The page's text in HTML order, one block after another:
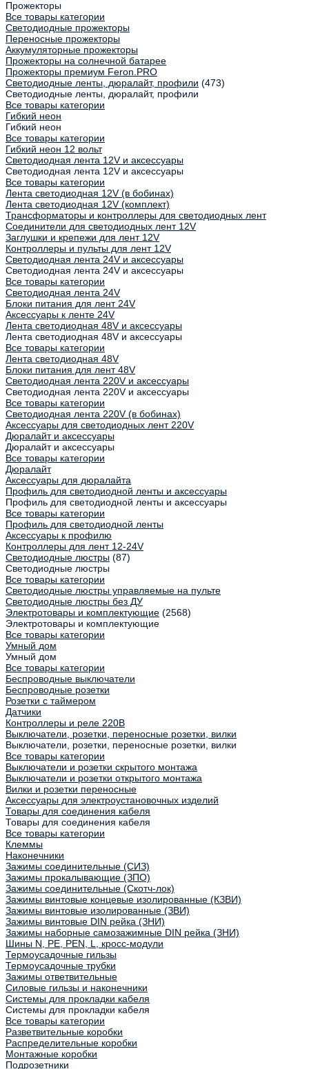
Прожекторы
Все товары категории
Светодиодные прожекторы
Переносные прожекторы
Аккумуляторные прожекторы
Прожекторы на солнечной батарее
Прожекторы премиум Feron.PRO
Светодиодные ленты, дюралайт, профили (473)
Светодиодные ленты, дюралайт, профили
Все товары категории
Гибкий неон
Гибкий неон
Все товары категории
Гибкий неон 12 вольт
Светодиодная лента 12V и аксессуары
Светодиодная лента 12V и аксессуары
Все товары категории
Лента светодиодная 12V (в бобинах)
Лента светодиодная 12V (комплект)
Трансформаторы и контроллеры для светодиодных лент
Соединители для светодиодных лент 12V
Заглушки и крепежи для лент 12V
Контроллеры и пульты для лент 12V
Светодиодная лента 24V и аксессуары
Светодиодная лента 24V и аксессуары
Все товары категории
Светодиодная лента 24V
Блоки питания для лент 24V
Аксессуары к ленте 24V
Лента светодиодная 48V и аксессуары
Лента светодиодная 48V и аксессуары
Все товары категории
Лента светодиодная 48V
Блоки питания для лент 48V
Светодиодная лента 220V и аксессуары
Светодиодная лента 220V и аксессуары
Все товары категории
Светодиодная лента 220V (в бобинах)
Аксессуары для светодиодных лент 220V
Дюралайт и аксессуары
Дюралайт и аксессуары
Все товары категории
Дюралайт
Аксессуары для дюралайта
Профиль для светодиодной ленты и аксессуары
Профиль для светодиодной ленты и аксессуары
Все товары категории
Профиль для светодиодной ленты
Аксессуары к профилю
Контроллеры для лент 12-24V
Светодиодные люстры (87)
Светодиодные люстры
Все товары категории
Светодиодные люстры управляемые на пульте
Светодиодные люстры без ДУ
Электротовары и комплектующие (2568)
Электротовары и комплектующие
Все товары категории
Умный дом
Умный дом
Все товары категории
Беспроводные выключатели
Беспроводные розетки
Розетки с таймером
Датчики
Контроллеры и реле 220В
Выключатели, розетки, переносные розетки, вилки
Выключатели, розетки, переносные розетки, вилки
Все товары категории
Выключатели и розетки скрытого монтажа
Выключатели и розетки открытого монтажа
Вилки и розетки переносные
Аксессуары для электроустановочных изделий
Товары для соединения кабеля
Товары для соединения кабеля
Все товары категории
Клеммы
Наконечники
Зажимы соединительные (СИЗ)
Зажимы прокалывающие (ЗПО)
Зажимы соединительные (Скотч-лок)
Зажимы винтовые концевые изолированные (КЗВИ)
Зажимы винтовые изолированные (ЗВИ)
Зажимы винтовые DIN рейка (ЗНИ)
Зажимы наборные самозажимные DIN рейка (ЗНИ)
Шины N, PE, PEN, L, кросс-модули
Термоусадочные гильзы
Термоусадочные трубки
Зажимы ответвительные
Силовые гильзы и наконечники
Системы для прокладки кабеля
Системы для прокладки кабеля
Все товары категории
Разветвительные коробки
Распределительные коробки
Монтажные коробки
Подрозетники